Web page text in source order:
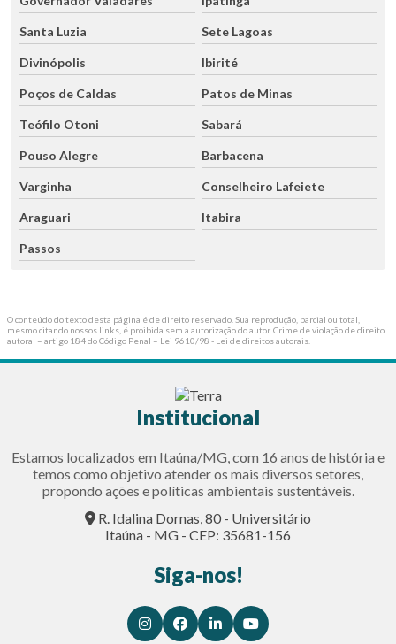
Santa Luzia Sete Lagoas
Divinópolis Ibirité
Poços de Caldas Patos de Minas
Teófilo Otoni Sabará
Pouso Alegre Barbacena
Varginha Conselheiro Lafeiete
Araguari Itabira
Passos
O conteúdo do texto desta página é de direito reservado. Sua reprodução, parcial ou total,
mesmo citando nossos links, é proibida sem a autorização do autor. Crime de violação de direito
autoral – artigo 184 do Código Penal – Lei 9610/98 - Lei de direitos autorais.
Institucional
Estamos localizados em Itaúna/MG, com 16 anos de história e
temos como objetivo atender os mais diversos setores,
propondo ações e políticas ambientais sustentáveis.
R. Idalina Dornas, 80 - Universitário
Itaúna - MG - CEP: 35681-156
Siga-nos!